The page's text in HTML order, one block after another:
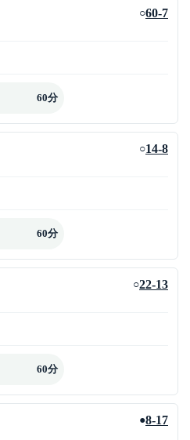
○60-7
60分
○14-8
60分
○22-13
60分
●8-17